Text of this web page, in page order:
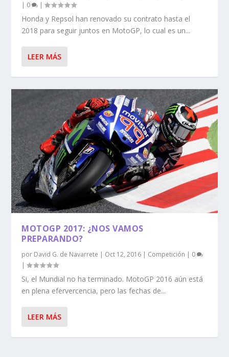
| 0 |
Honda y Repsol han renovado su contrato hasta el
2018 para seguir juntos en MotoGP, lo cual es un...
LEER MÁS
MOTOGP 2017: ¿NOS VAMOS
PREPARANDO?
por David G. de Navarrete | Oct 12, 2016 | Competición | 0
|
Si, el Mundial no ha terminado. MotoGP 2016 aún está
en plena efervercencia, pero las fechas de...
LEER MÁS